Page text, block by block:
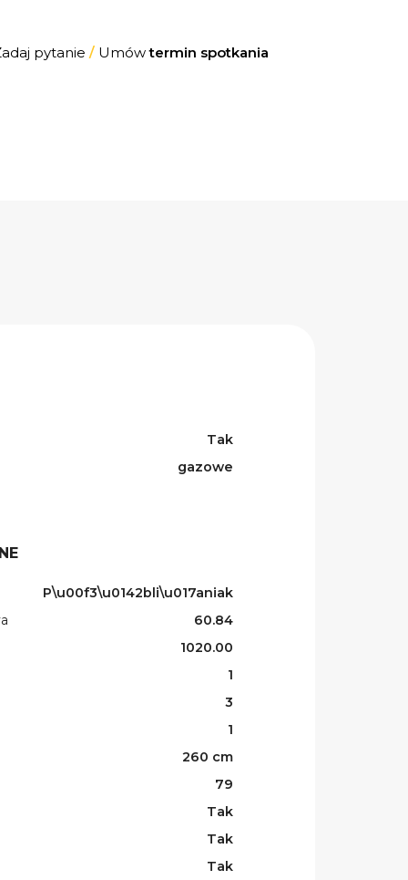
pytanie / Umówtermin spotkania
Tak
gazowe
P\u00f3\u0142bli\u017aniak
60.84
1020.00
1
3
1
260 cm
79
Tak
Tak
Tak